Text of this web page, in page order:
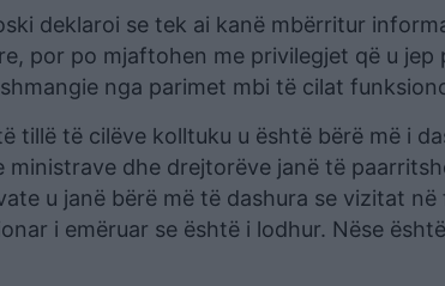
deklaroi se tek ai kanë mbërritur
por po mjaftohen me privilegjet që u
nga parimet mbi të cilat
tillë të cilëve kolltuku u është bërë më i
ministrave dhe drejtorëve janë të
u janë bërë më të dashura se vizitat
i emëruar se është i lodhur. Nëse